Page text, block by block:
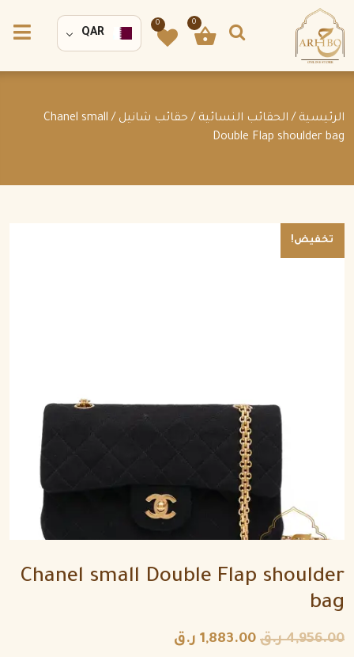
0
0
QAR
الرئيسية / الحقائب النسائية / حقائب شانيل
/ Chanel small
Double Flap shoulder bag
تخفيض!
Chanel small Double Flap shoulder
bag
4,956.00 ر.ق 1,883.00 ر.ق